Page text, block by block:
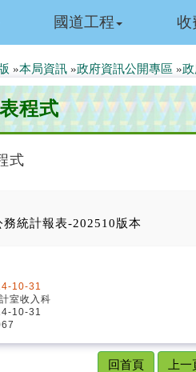
國道工程 收
»本局資訊»政府資訊公開專區 »
程式
式
務統計報表-202510版本
10-31
室收入科
期：114-10-31
回首頁 上一